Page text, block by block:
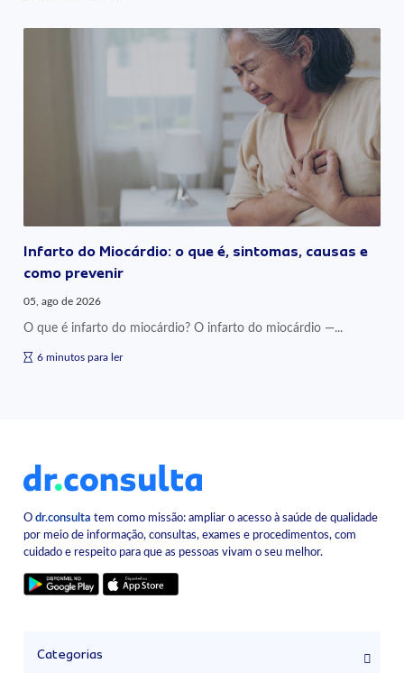
Infarto do Miocárdio: o que é, sintomas, causas e
como prevenir
05, ago de 2026
O que é infarto do miocárdio? O infarto do miocárdio —...
6 minutos para ler
Odr.consulta tem como missão: ampliar o acesso à saúde de qualidade
por meio de informação, consultas, exames e procedimentos, com
cuidado e respeito para que as pessoas vivam o seu melhor.
Categorias